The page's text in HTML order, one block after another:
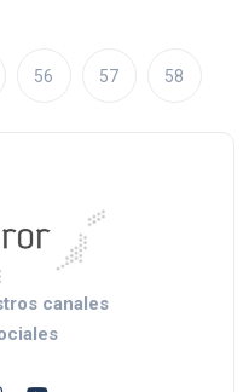
56 57 58
canales